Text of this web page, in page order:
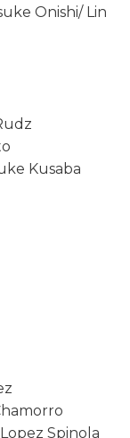
Onishi/ Lin
Kusaba
Spinola